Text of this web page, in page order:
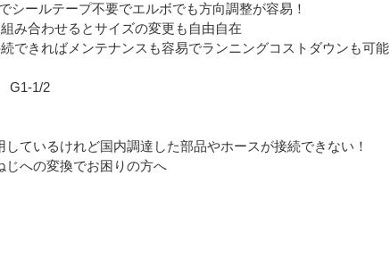
シールテープ不要でエルボでも方向調整が容易！
み合わせるとサイズの変更も自由自在
できればメンテナンスも容易でランニングコストダウンも可能
G1-1/2
ているけれど国内調達した部品やホースが接続できない！
じへの変換でお困りの方へ